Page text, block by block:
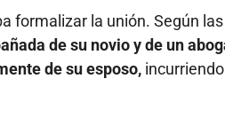
formalizar la unión. Según las
de su novio y de un
de su esposo, incurriendo